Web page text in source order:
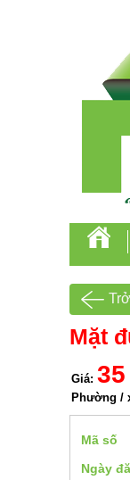
Mặt
Giá:
Phường /
Mã số
Ngày